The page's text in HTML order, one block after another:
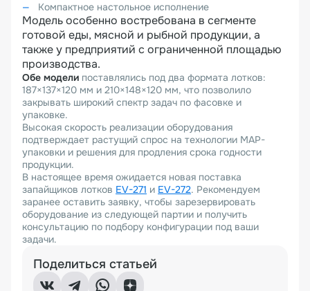
Компактное настольное исполнение
Модель особенно востребована в сегменте
готовой еды, мясной и рыбной продукции, а
также у предприятий с ограниченной площадью
производства.
Обе модели поставлялись под два формата лотков:
187×137×120 мм и 210×148×120 мм, что позволило
закрывать широкий спектр задач по фасовке и
упаковке.
Высокая скорость реализации оборудования
подтверждает растущий спрос на технологии MAP-
упаковки и решения для продления срока годности
продукции.
В настоящее время ожидается новая поставка
запайщиков лотков EV-271 и EV-272. Рекомендуем
заранее оставить заявку, чтобы зарезервировать
оборудование из следующей партии и получить
консультацию по подбору конфигурации под ваши
задачи.
Поделиться статьей